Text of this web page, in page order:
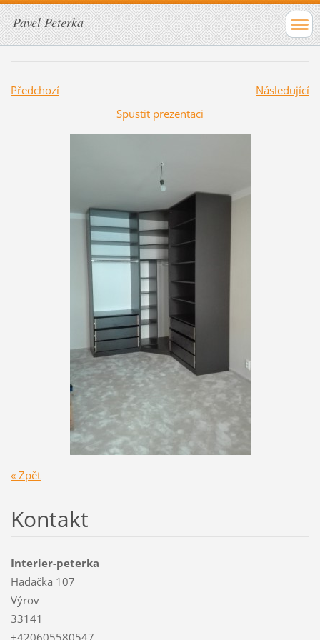
Pavel Peterka
Předchozí
Následující
Spustit prezentaci
« Zpět
Kontakt
Interier-peterka
Hadačka 107
Výrov
33141
+420605580547